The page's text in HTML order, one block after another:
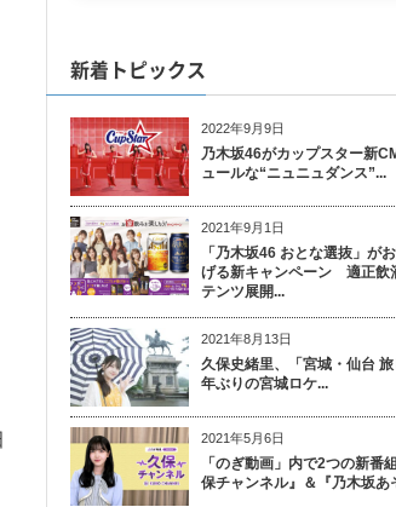
新着トピックス
2022年9月9日
乃木坂46がカップスター新
ュールな“ニュニュダンス”...
2021年9月1日
「乃木坂46 おとな選抜」が
げる新キャンペーン 適正飲
テンツ展開...
2021年8月13日
久保史緒里、「宮城・仙台
年ぶりの宮城ロケ...
2021年5月6日
「のぎ動画」内で2つの新番
保チャンネル』＆『乃木坂あ